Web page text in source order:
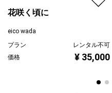
花咲く頃に
eico wada
プラン
レンタル不可
価格
¥ 35,000